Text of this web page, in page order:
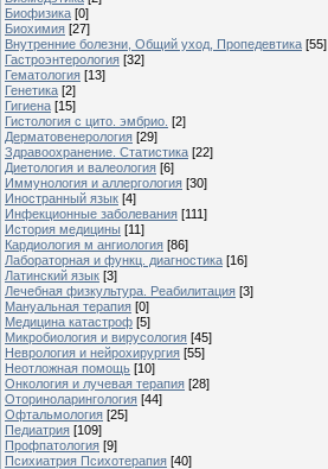
Биофизика [0]
Биохимия [27]
Внутренние болезни, Общий уход, Пропедевтика [55]
Гастроэнтерология [32]
Гематология [13]
Генетика [2]
Гигиена [15]
Гистология с цито. эмбрио. [2]
Дерматовенерология [29]
Здравоохранение. Статистика [22]
Диетология и валеология [6]
Иммунология и аллергология [30]
Иностранный язык [4]
Инфекционные заболевания [111]
История медицины [11]
Кардиология м ангиология [86]
Лабораторная и функц. диагностика [16]
Латинский язык [3]
Лечебная физкультура. Реабилитация [3]
Мануальная терапия [0]
Медицина катастроф [5]
Микробиология и вирусология [45]
Неврология и нейрохирургия [55]
Неотложная помощь [10]
Онкология и лучевая терапия [28]
Оториноларингология [44]
Офтальмология [25]
Педиатрия [109]
Профпатология [9]
Психиатрия Психотерапия [40]